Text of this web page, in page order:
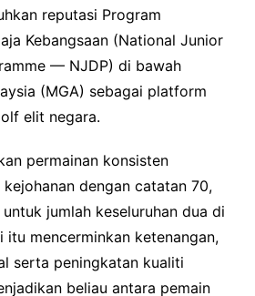
reputasi Program
Kebangsaan (National Junior
— NJDP) di bawah
(MGA) sebagai platform
elit negara.
permainan konsisten
dengan catatan 70,
jumlah keseluruhan dua di
itu mencerminkan ketenangan,
serta peningkatan kualiti
beliau antara pemain